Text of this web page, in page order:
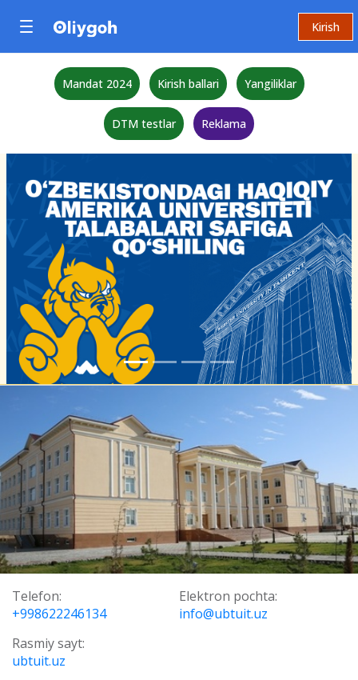
Kirish
Mandat 2024 Kirish ballari Yangiliklar
DTM testlar Reklama
Telefon:
+998622246134
Elektron pochta:
info@ubtuit.uz
Rasmiy sayt:
ubtuit.uz